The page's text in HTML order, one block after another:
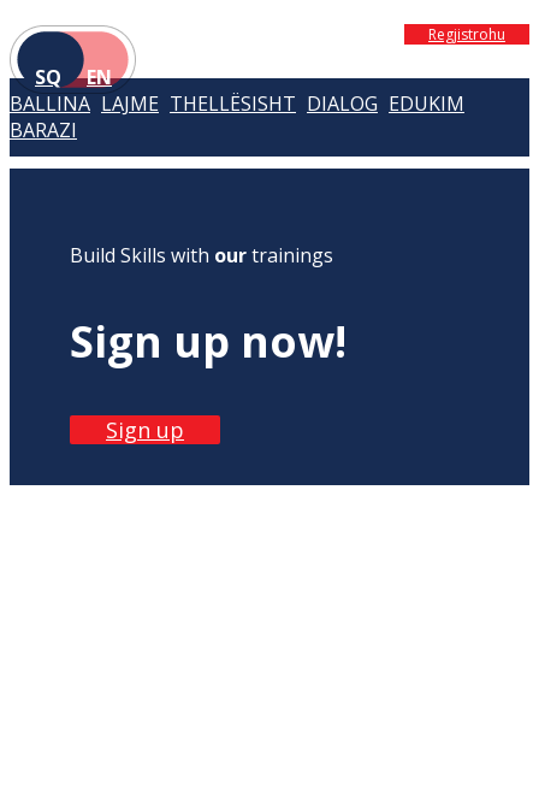
SQ EN
Regjistrohu
BALLINA LAJME THELLËSISHT DIALOG EDUKIM
BARAZI
Build Skills with ourtrainings
Sign up now!
Sign up